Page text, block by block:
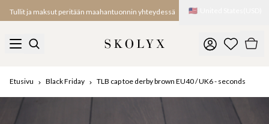
Tullit ja maksut peritään maahantuonnin yhteydessä 🇺🇸
Etusivu Black Friday TLB cap toe derby brown EU40 / UK6 - seconds